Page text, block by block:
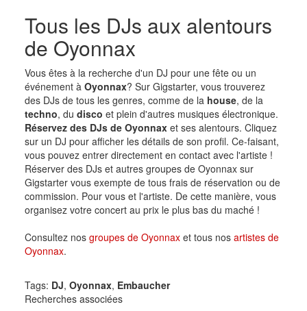
Tous les DJs aux alentours
de Oyonnax
Vous êtes à la recherche d'un DJ pour une fête ou un
événement à Oyonnax? Sur Gigstarter, vous trouverez
des DJs de tous les genres, comme de la house, de la
techno, du disco et plein d'autres musiques électronique.
Réservez des DJs de Oyonnaxet ses alentours. Cliquez
sur un DJ pour afficher les détails de son profil. Ce-faisant,
vous pouvez entrer directement en contact avec l'artiste !
Réserver des DJs et autres groupes de Oyonnax sur
Gigstarter vous exempte de tous frais de réservation ou de
commission. Pour vous et l'artiste. De cette manière, vous
organisez votre concert au prix le plus bas du maché !
Consultez nos groupes de Oyonnaxet tous nos artistes de
Oyonnax.
Tags: DJ, Oyonnax, Embaucher
Recherches associées